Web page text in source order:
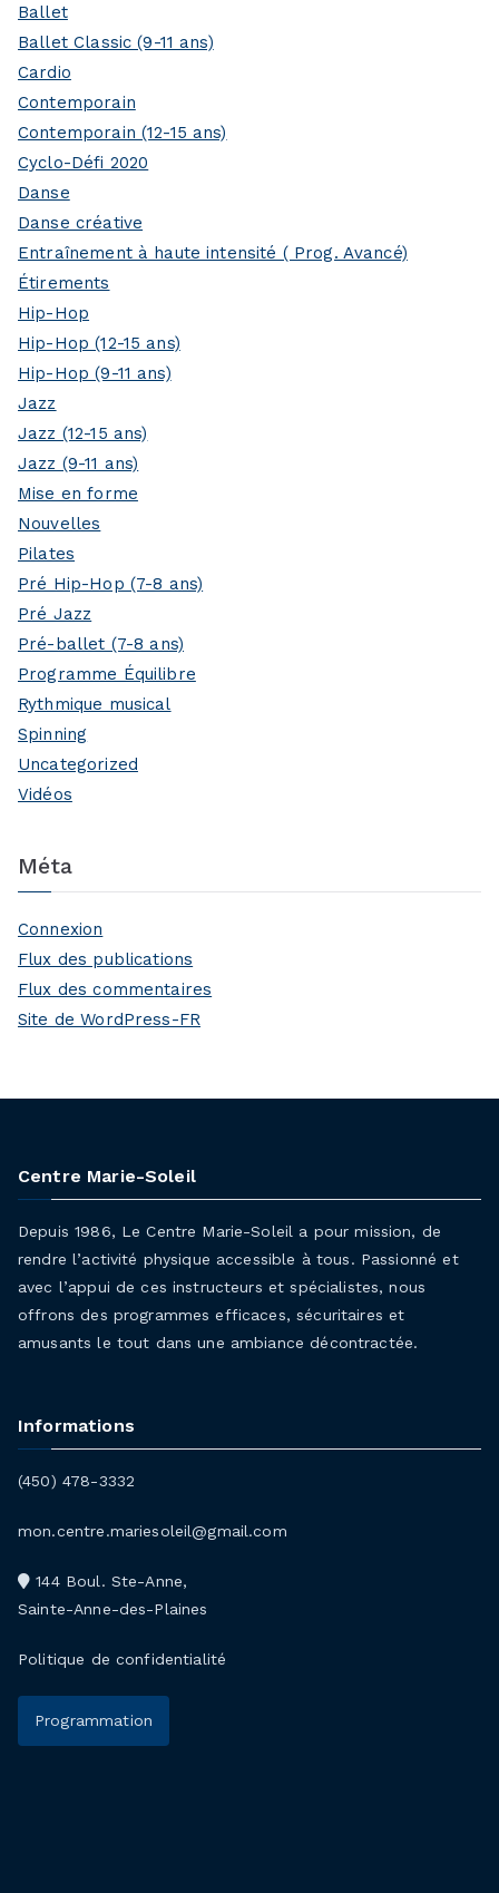
Ballet
Ballet Classic (9-11 ans)
Cardio
Contemporain
Contemporain (12-15 ans)
Cyclo-Défi 2020
Danse
Danse créative
Entraînement à haute intensité ( Prog. Avancé)
Étirements
Hip-Hop
Hip-Hop (12-15 ans)
Hip-Hop (9-11 ans)
Jazz
Jazz (12-15 ans)
Jazz (9-11 ans)
Mise en forme
Nouvelles
Pilates
Pré Hip-Hop (7-8 ans)
Pré Jazz
Pré-ballet (7-8 ans)
Programme Équilibre
Rythmique musical
Spinning
Uncategorized
Vidéos
Méta
Connexion
Flux des publications
Flux des commentaires
Site de WordPress-FR
Centre Marie-Soleil
Depuis 1986, Le Centre Marie-Soleil a pour mission, de
rendre l’activité physique accessible à tous. Passionné et
avec l’appui de ces instructeurs et spécialistes, nous
offrons des programmes efficaces, sécuritaires et
amusants le tout dans une ambiance décontractée.
Informations
(450) 478-3332
mon.centre.mariesoleil@gmail.com
144 Boul. Ste-Anne,
Sainte-Anne-des-Plaines
Politique de confidentialité
Programmation